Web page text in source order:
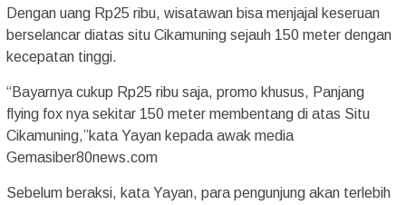
Dengan uang Rp25 ribu, wisatawan bisa menjajal keseruan
berselancar diatas situ Cikamuning sejauh 150 meter dengan
kecepatan tinggi.
“Bayarnya cukup Rp25 ribu saja, promo khusus, Panjang
flying fox nya sekitar 150 meter membentang di atas Situ
Cikamuning,”kata Yayan kepada awak media
Gemasiber80news.com
Sebelum beraksi, kata Yayan, para pengunjung akan terlebih